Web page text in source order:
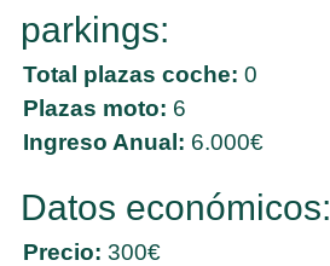
parkings:
Total plazas coche: 0
Plazas moto: 6
Ingreso Anual: 6.000€
Datos económicos:
Precio: 300€